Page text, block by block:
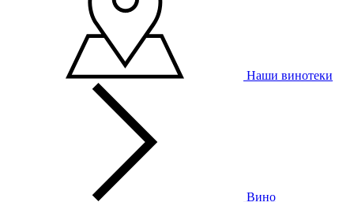
Наши винотеки
Вино